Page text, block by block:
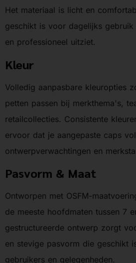
Het materiaal is licht en
geschikt is voor dagelijks
en professioneel uitziet.
Kleur
Volledig aanpasbare kleuropties
petten passen bij merkthema's,
retailcollecties. Consistente
ervoor dat je aangepaste caps
ontwerpverwachtingen en
Pasvorm & Maat
Ontworpen met OSFM-
de meeste hoofdmaten tussen 7
gestructureerde ontwerp zorgt
en stevige pasvorm die geschikt
gebruikers en gelegenheden.